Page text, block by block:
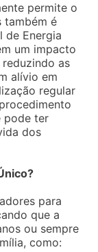
permite o
também é
de Energia
um impacto
as
alívio em
regular
pode ter
dos
para
que a
ou sempre
como: